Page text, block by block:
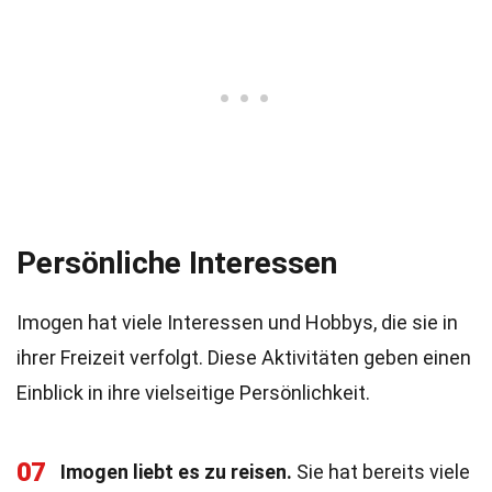
Persönliche Interessen
Imogen hat viele Interessen und Hobbys, die sie in
ihrer Freizeit verfolgt. Diese Aktivitäten geben einen
Einblick in ihre vielseitige Persönlichkeit.
07 Imogen liebt es zu reisen. Sie hat bereits viele